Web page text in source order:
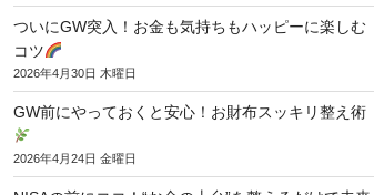
ついにGW突入！お金も気持ちもハッピーに楽しむ
コツ
2026年4月30日 木曜日
GW前にやっておくと安心！お財布スッキリ整え術
2026年4月24日 金曜日